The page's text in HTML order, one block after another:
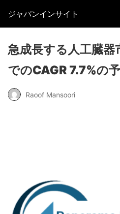
ジャパンインサイト
急成長する人工臓
でのCAGR 7.7%の
Raoof Mansoori